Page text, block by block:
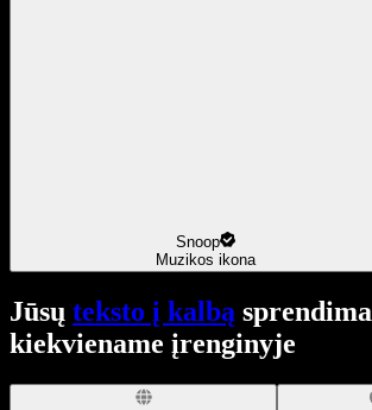
Snoop
Muzikos ikona
Jūsų teksto į kalbą
kiekviename įrenginyje